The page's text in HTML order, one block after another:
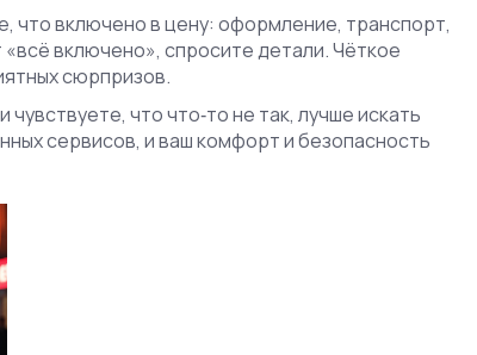
что включено в цену: оформление, транспорт,
включено», спросите детали. Чёткое
сюрпризов.
что что‑то не так, лучше искать
сервисов, и ваш комфорт и безопасность